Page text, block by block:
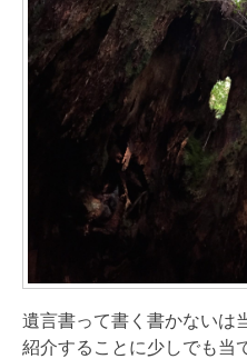
遺言書って書く書かないは
紹介することに少しでも当